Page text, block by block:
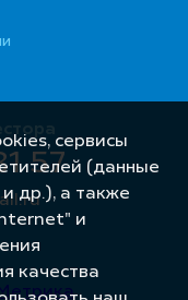
57
сервисы
(данные
др.), а также
и
качества